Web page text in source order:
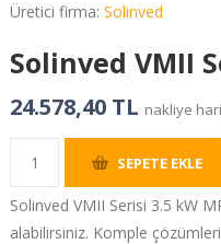
Üretici firma: Solinved
Solinved VMII
24.578,40 TL nakliye
SEPETE EKLE
Solinved VMII Serisi 3.5 kW
alabilirsiniz. Komple